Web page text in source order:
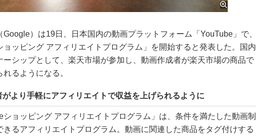
）は19日、日本国内の動画プラットフォーム「YouTube」で、
ョッピング アフィリエイトプログラム」を開始すると発表した。国内
ーシップとして、楽天市場が参加し、動画作成者が楽天市場の商品で
るようになる。
がより手軽にアフィリエイトで収益を上げられるように
ョッピング アフィリエイトプログラム」は、条件を満たした動画制
きるアフィリエイトプログラム。動画に関連した商品をタグ付けする